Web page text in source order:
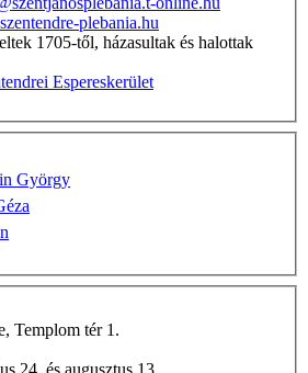
plebania.hu
Espereskerület
György
Templom tér 1.
március 24. és augusztus 13.